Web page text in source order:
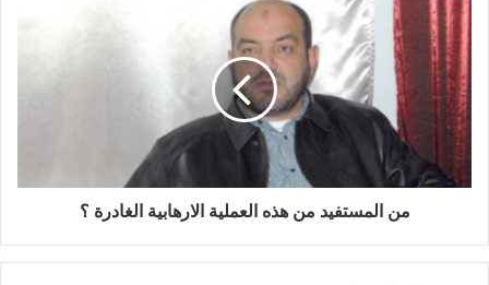
من المستفيد من هذه العملية الارهابية الغادرة ؟